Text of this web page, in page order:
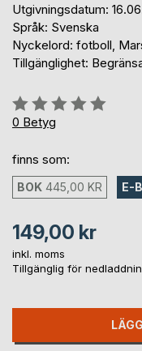
Utgivningsdatum:
Språk: Svenska
Nyckelord: fotboll,
Tillgänglighet:
Betyg::
0%
0 Betyg
finns som:
BOK 445,00 KR E-
149,00 kr
inkl. moms
Tillgänglig för